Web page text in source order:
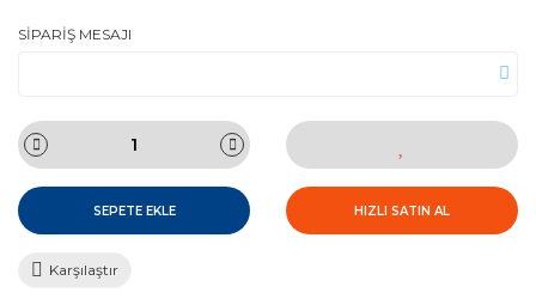
SİPARİŞ MESAJI
SEPETE EKLE HIZLI SATIN AL
Karşılaştır